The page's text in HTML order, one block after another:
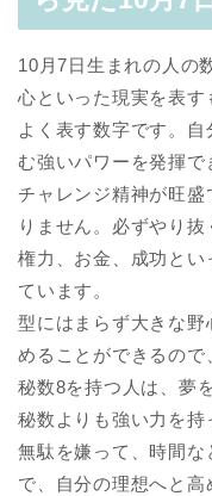
10月7日生まれの人の
心といった現実を表す
よく表す数字です。
む強いパワーを発揮で
チャレンジ精神が旺
りません。必ずやり
権力、お金、成功とい
ています。
型にはまらず大きな
めることができるので
秘数8を持つ人は、夢
秘数よりも強い力を持
無駄を嫌って、時間
で、自分の理想へと高